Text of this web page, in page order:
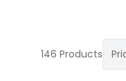
146 Products